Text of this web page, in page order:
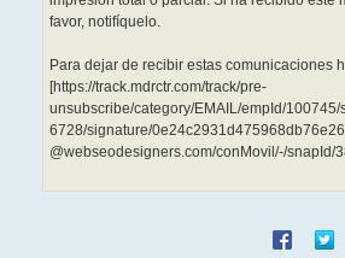
favor, notifíquelo.
Para dejar de recibir estas comunicaciones
[https://track.mdrctr.com/track/pre-
unsubscribe/category/EMAIL/empId/
6728/signature/
@webseodesigners.com/conMovil/-/snapId/